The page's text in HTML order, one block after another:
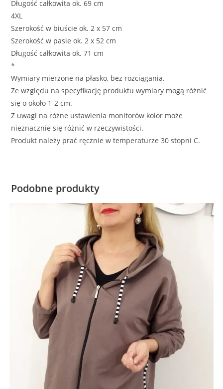
Długość całkowita ok. 69 cm
4XL
Szerokość w biuście ok. 2 x 57 cm
Szerokość w pasie ok. 2 x 52 cm
Długość całkowita ok. 71 cm
*
Wymiary mierzone na płasko, bez rozciągania.
Ze względu na specyfikację produktu wymiary mogą różnić
się o około 1-2 cm.
Z uwagi na różne ustawienia monitorów kolor może
nieznacznie się różnić w rzeczywistości.
Produkt należy prać ręcznie w temperaturze 30 stopni C.
Podobne produkty